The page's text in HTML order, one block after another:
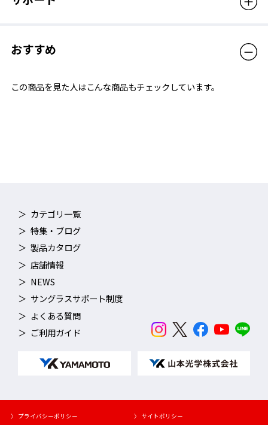
おすすめ
この商品を見た人はこんな商品もチェックしています。
カテゴリ一覧
特集・ブログ
製品カタログ
店舗情報
NEWS
サングラスサポート制度
よくある質問
ご利用ガイド
〉 プライバシーポリシー
〉 サイトポリシー